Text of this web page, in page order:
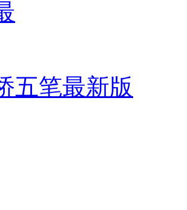
五笔最新版